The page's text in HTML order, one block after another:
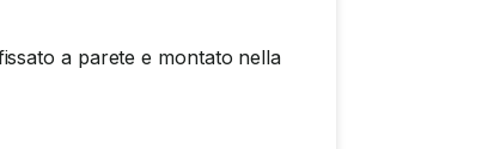
a parete e montato nella